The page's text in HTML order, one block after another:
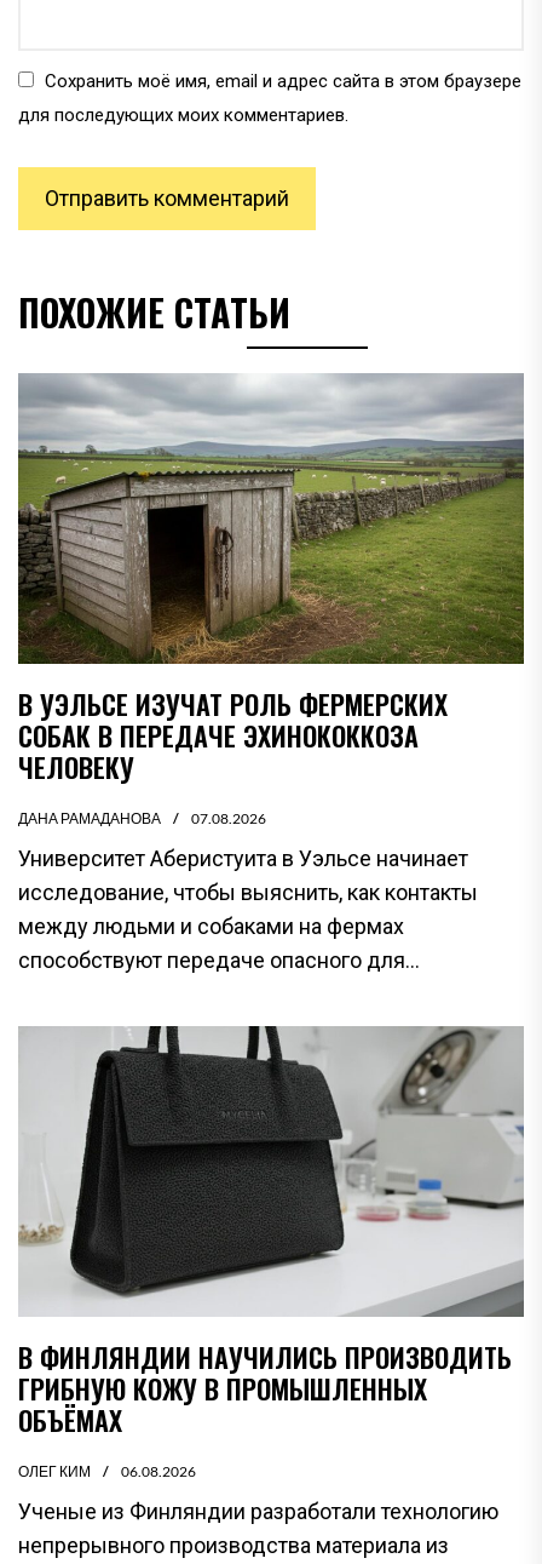
Сохранить моё имя, email и адрес сайта в этом браузере
для последующих моих комментариев.
ПОХОЖИЕ СТАТЬИ
В УЭЛЬСЕ ИЗУЧАТ РОЛЬ ФЕРМЕРСКИХ
СОБАК В ПЕРЕДАЧЕ ЭХИНОКОККОЗА
ЧЕЛОВЕКУ
ДАНА РАМАДАНОВА 07.08.2026
Университет Аберистуита в Уэльсе начинает
исследование, чтобы выяснить, как контакты
между людьми и собаками на фермах
способствуют передаче опасного для...
В ФИНЛЯНДИИ НАУЧИЛИСЬ ПРОИЗВОДИТЬ
ГРИБНУЮ КОЖУ В ПРОМЫШЛЕННЫХ
ОБЪЁМАХ
ОЛЕГ КИМ 06.08.2026
Ученые из Финляндии разработали технологию
непрерывного производства материала из